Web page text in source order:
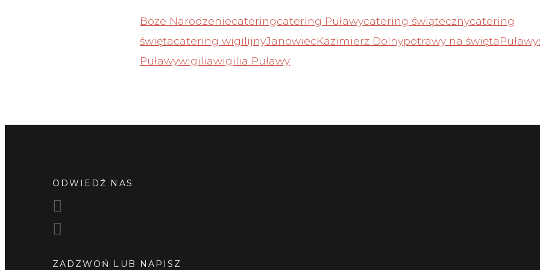
Boże Narodzeniecateringcatering Puławycatering świątecznycatering
świętacatering wigilijnyJanowiecKazimierz Dolnypotrawy na świętaPuławy
Puławywigiliawigilia Puławy
ODWIEDŹ NAS
ZADZWOŃ LUB NAPISZ